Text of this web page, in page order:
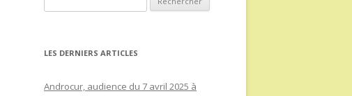
LES DERNIERS ARTICLES
Androcur, audience du 7 avril 2025 à